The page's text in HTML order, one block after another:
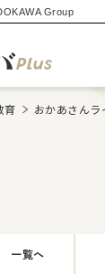
Group
育
おかあさん
一覧へ